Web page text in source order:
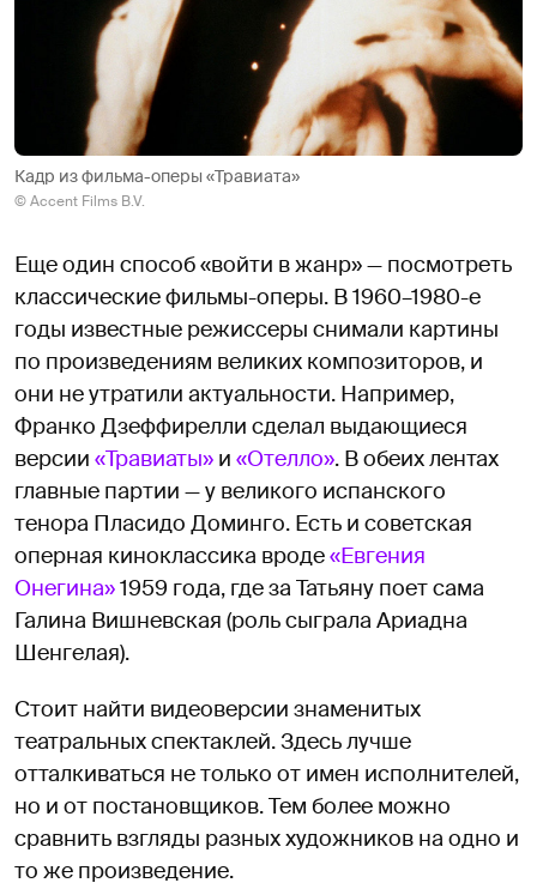
Кадр из фильма-оперы «Травиата»
© Accent Films B.V.
Еще один способ «войти в жанр» — посмотреть
классические фильмы-оперы. В 1960–1980-е
годы известные режиссеры снимали картины
по произведениям великих композиторов, и
они не утратили актуальности. Например,
Франко Дзеффирелли сделал выдающиеся
версии «Травиаты» и «Отелло». В обеих лентах
главные партии — у великого испанского
тенора Пласидо Доминго. Есть и советская
оперная киноклассика вроде«Евгения
Онегина»1959 года, где за Татьяну поет сама
Галина Вишневская (роль сыграла Ариадна
Шенгелая).
Стоит найти видеоверсии знаменитых
театральных спектаклей. Здесь лучше
отталкиваться не только от имен исполнителей,
но и от постановщиков. Тем более можно
сравнить взгляды разных художников на одно и
то же произведение.